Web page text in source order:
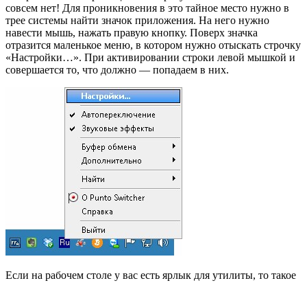
совсем нет! Для проникновения в это тайное место нужно в
трее системы найти значок приложения. На него нужно
навести мышь, нажать правую кнопку. Поверх значка
отразится маленькое меню, в котором нужно отыскать строчку
«Настройки…». При активировании строки левой мышкой и
совершается то, что должно — попадаем в них.
Если на рабочем столе у вас есть ярлык для утилиты, то такое